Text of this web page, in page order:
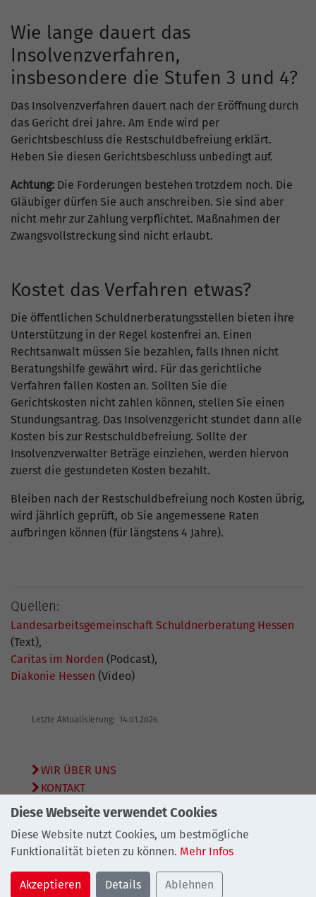
Wie lange dauert das
Insolvenzverfahren,
insbesondere die Stufen 3 und 4?
Das Insolvenzverfahren dauert nach der Eröffnung durch
das Gericht drei Jahre. Am Ende wird per
Gerichtsbeschluss die Restschuldbefreiung erklärt.
Heben Sie diesen Gerichtsbeschluss unbedingt auf.
Achtung: Die Forderungen bestehen trotzdem noch. Die
Gläubiger dürfen Sie auch anschreiben. Sie sind aber
nicht mehr zur Zahlung verpflichtet. Maßnahmen der
Zwangsvollstreckung sind nicht erlaubt.
Kostet das Verfahren etwas?
Die öffentlichen Schuldnerberatungsstellen bieten ihre
Unterstützung in der Regel kostenfrei an. Einen
Rechtsanwalt müssen Sie bezahlen, falls Ihnen nicht
Beratungshilfe gewährt wird. Für das gerichtliche
Verfahren fallen Kosten an. Sollten Sie die
Gerichtskosten nicht zahlen können, stellen Sie einen
Stundungsantrag. Das Insolvenzgericht stundet dann alle
Kosten bis zur Restschuldbefreiung. Sollte der
Insolvenzverwalter Beträge einziehen, werden hiervon
zuerst die gestundeten Kosten bezahlt.
Bleiben nach der Restschuldbefreiung noch Kosten übrig,
wird jährlich geprüft, ob Sie angemessene Raten
aufbringen können (für längstens 4 Jahre).
Quellen:
Landesarbeitsgemeinschaft Schuldnerberatung Hessen
(Text),
Caritas im Norden (Podcast),
Diakonie Hessen (Video)
Letzte Aktualisierung: 14.01.2026
WIR ÜBER UNS
KONTAKT
SITEMAP
IMPRESSUM
© 2026Bundesarbeitsgemeinschaft Schuldnerberatung
e.V.
Diese Webseite verwendet Cookies
Diese Website nutzt Cookies, um bestmögliche
Funktionalität bieten zu können. Mehr Infos
Akzeptieren Details Ablehnen